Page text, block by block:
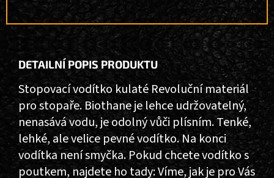
DETAILNÍ POPIS PRODUKTU
Stopovací vodítko kulaté Revoluční materiál
pro stopaře. Biothane je lehce udržovatelný,
nenasává vodu, je odolný vůči plísním. Tenké,
lehké, ale velice pevné vodítko. Na konci
vodítka není smyčka. Pokud chcete vodítko s
poutkem, najdete ho tady: Víme, jak je pro Vás